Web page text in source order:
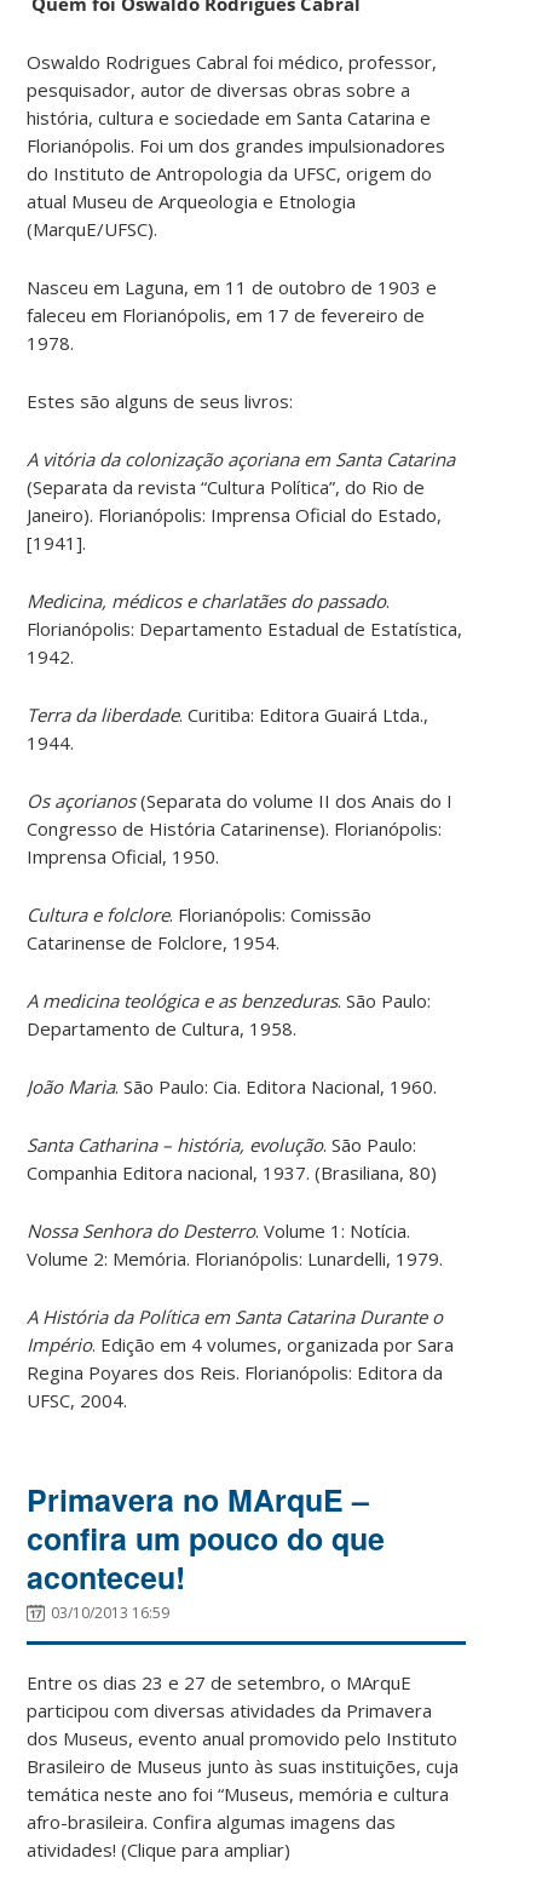
Oswaldo Rodrigues Cabral foi médico, professor,
pesquisador, autor de diversas obras sobre a
história, cultura e sociedade em Santa Catarina e
Florianópolis. Foi um dos grandes impulsionadores
do Instituto de Antropologia da UFSC, origem do
atual Museu de Arqueologia e Etnologia
(MarquE/UFSC).
Nasceu em Laguna, em 11 de outobro de 1903 e
faleceu em Florianópolis, em 17 de fevereiro de
1978.
Estes são alguns de seus livros:
A vitória da colonização açoriana em Santa Catarina
(Separata da revista “Cultura Política”, do Rio de
Janeiro). Florianópolis: Imprensa Oficial do Estado,
[1941].
Medicina, médicos e charlatães do passado.
Florianópolis: Departamento Estadual de Estatística,
1942.
Terra da liberdade. Curitiba: Editora Guairá Ltda.,
1944.
Os açorianos(Separata do volume II dos Anais do I
Congresso de História Catarinense). Florianópolis:
Imprensa Oficial, 1950.
Cultura e folclore. Florianópolis: Comissão
Catarinense de Folclore, 1954.
A medicina teológica e as benzeduras. São Paulo:
Departamento de Cultura, 1958.
João Maria. São Paulo: Cia. Editora Nacional, 1960.
Santa Catharina – história, evolução. São Paulo:
Companhia Editora nacional, 1937. (Brasiliana, 80)
Nossa Senhora do Desterro. Volume 1: Notícia.
Volume 2: Memória. Florianópolis: Lunardelli, 1979.
A História da Política em Santa Catarina Durante o
Império. Edição em 4 volumes, organizada por Sara
Regina Poyares dos Reis. Florianópolis: Editora da
UFSC, 2004.
Primavera no MArquE –
confira um pouco do que
aconteceu!
03/10/2013 16:59
Entre os dias 23 e 27 de setembro, o MArquE
participou com diversas atividades da Primavera
dos Museus, evento anual promovido pelo Instituto
Brasileiro de Museus junto às suas instituições, cuja
temática neste ano foi “Museus, memória e cultura
afro-brasileira. Confira algumas imagens das
atividades! (Clique para ampliar)